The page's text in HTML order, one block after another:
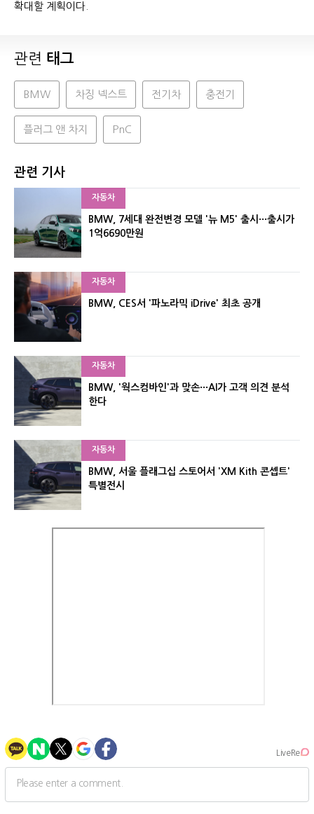
확대할 계획이다.
관련 태그
BMW 차징 넥스트 전기차 충전기
플러그 앤 차지 PnC
관련 기사
자동차
BMW, 7세대 완전변경 모델 '뉴 M5' 출시···출시가
1억6690만원
자동차
BMW, CES서 '파노라믹 iDrive' 최초 공개
자동차
BMW, '웍스컴바인'과 맞손···AI가 고객 의견 분석
한다
자동차
BMW, 서울 플래그십 스토어서 'XM Kith 콘셉트'
특별전시